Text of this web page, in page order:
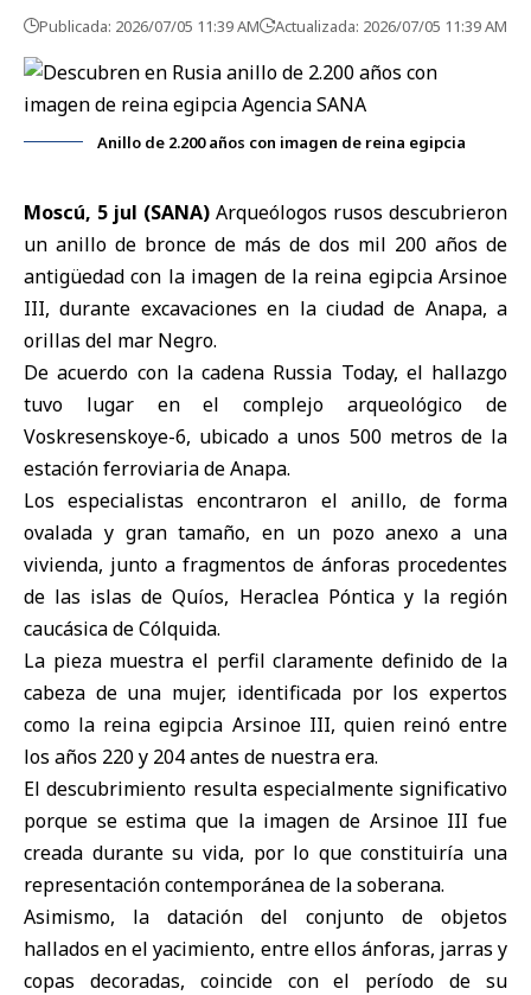
Publicada: 2026/07/05 11:39 AM Actualizada: 2026/07/05 11:39 AM
Anillo de 2.200 años con imagen de reina egipcia
Moscú, 5 jul (SANA) Arqueólogos rusos descubrieron
un anillo de bronce de más de dos mil 200 años de
antigüedad con la imagen de la reina egipcia Arsinoe
III, durante excavaciones en la ciudad de Anapa, a
orillas del mar Negro.
De acuerdo con la cadena Russia Today, el hallazgo
tuvo lugar en el complejo arqueológico de
Voskresenskoye-6, ubicado a unos 500 metros de la
estación ferroviaria de Anapa.
Los especialistas encontraron el anillo, de forma
ovalada y gran tamaño, en un pozo anexo a una
vivienda, junto a fragmentos de ánforas procedentes
de las islas de Quíos, Heraclea Póntica y la región
caucásica de Cólquida.
La pieza muestra el perfil claramente definido de la
cabeza de una mujer, identificada por los expertos
como la reina egipcia Arsinoe III, quien reinó entre
los años 220 y 204 antes de nuestra era.
El descubrimiento resulta especialmente significativo
porque se estima que la imagen de Arsinoe III fue
creada durante su vida, por lo que constituiría una
representación contemporánea de la soberana.
Asimismo, la datación del conjunto de objetos
hallados en el yacimiento, entre ellos ánforas, jarras y
copas decoradas, coincide con el período de su